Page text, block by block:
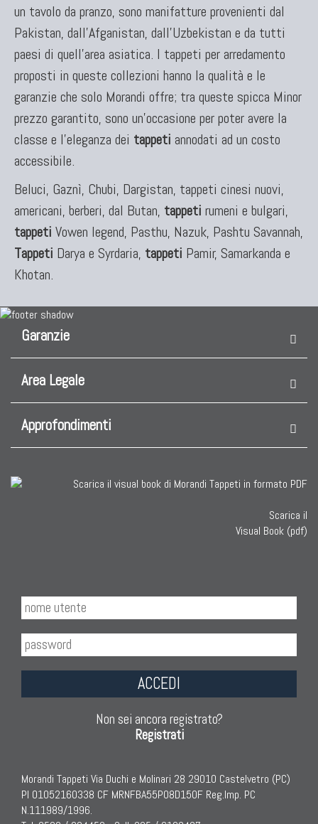
TAPPETI ANTICHI DA COLLEZIONE
Tappeti Anatolici Antichi
Tappeti Cinesi Antichi
Tappeti Turcomanni Antichi
Tappeti Agra Antichi E Antica Asia
KILIM
Kilim Vecchi E Antichi
Kilim Nuovi
Nuovissimi Kilim India
Tappeti Turchi Vecchi E Nuovi
Tappeti Ghazni
Tappeti Beluci
un tavolo da pranzo, sono manifatture provenienti dal
Pakistan, dall'Afganistan, dall'Uzbekistan e da tutti
paesi di quell'area asiatica. I tappeti per arredamento
proposti in queste collezioni hanno la qualità e le
garanzie che solo Morandi offre; tra queste spicca Minor
prezzo garantito, sono un'occasione per poter avere la
classe e l'eleganza dei tappeti annodati ad un costo
accessibile.
Beluci, Gaznì, Chubi, Dargistan, tappeti cinesi nuovi,
americani, berberi, dal Butan, tappeti rumeni e bulgari,
tappeti Vowen legend, Pasthu, Nazuk, Pashtu Savannah,
Tappeti Darya e Syrdaria, tappeti Pamir, Samarkanda e
Khotan.
Garanzie
Area Legale
Approfondimenti
Scarica il
Visual Book (pdf)
ACCEDI
Non sei ancora registrato?
Registrati
Morandi Tappeti Via Duchi e Molinari 28 29010 Castelvetro (PC)
PI 01052160338 CF MRNFBA55P08D150F Reg.Imp. PC
N.111989/1996.